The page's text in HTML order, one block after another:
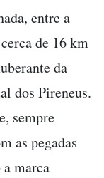
entre a
de 16 km
da
dos Pireneus.
sempre
as pegadas
marca